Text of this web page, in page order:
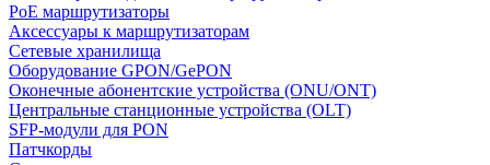
PoE маршрутизаторы
Аксессуары к маршрутизаторам
Сетевые хранилища
Оборудование GPON/GePON
Оконечные абонентские устройства (ONU/ONT)
Центральные станционные устройства (OLT)
SFP-модули для PON
Патчкорды